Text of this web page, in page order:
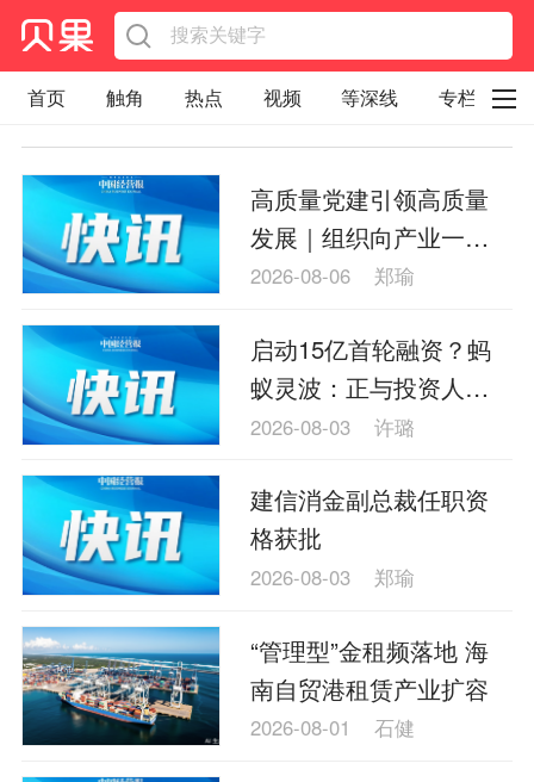
首页 触角 热点 视频 等深线 专栏
辉常道
荀瓜问道 商学院
报纸视频
企业面面观
太空星愿航天资讯
经济史话
等深线精选
宏观经济 事件
要闻
区域经济
科技
医药健康
文娱 体育 消费
银行
理财
资本市场
今日快评
我们来补课
图说
与老板对话
家族企业
品牌活动
高质量党建引领高质量
发展｜组织向产业一线
和社区延伸 会理探索“有
2026-08-06 郑瑜
启动15亿首轮融资？蚂
蚁灵波：正与投资人接
触，将持续聚焦通用机
2026-08-03 许璐
建信消金副总裁任职资
格获批
2026-08-03 郑瑜
“管理型”金租频落地 海
南自贸港租赁产业扩容
2026-08-01 石健